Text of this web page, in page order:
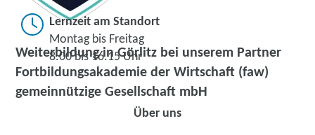
Weiterbildung in Görlitz bei unserem Partner
Fortbildungsakademie der Wirtschaft (faw)
gemeinnützige Gesellschaft mbH
Lernzeit am Standort
Montag bis Freitag
8.00 bis 16.15 Uhr
Über uns